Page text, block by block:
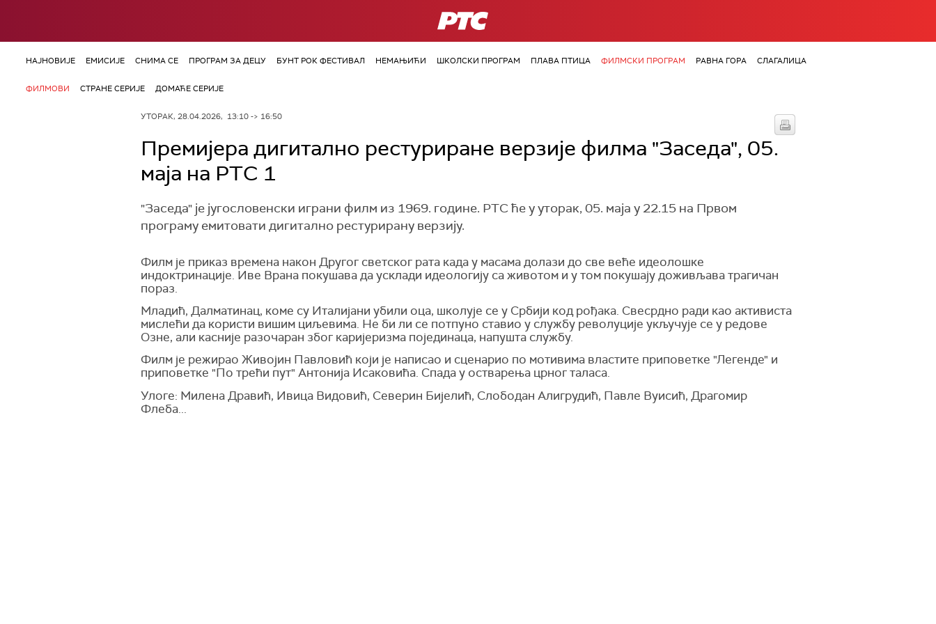
РТС
НАЈНОВИЈЕ ЕМИСИЈЕ СНИМА СЕ ПРОГРАМ ЗА ДЕЦУ БУНТ РОК ФЕСТИВАЛ НЕМАЊИЋИ ШКОЛСКИ ПРОГРАМ ПЛАВА ПТИЦА ФИЛМСКИ ПРОГРАМ РАВНА ГОРА СЛАГАЛИЦА
ФИЛМОВИ СТРАНЕ СЕРИЈЕ ДОМАЋЕ СЕРИЈЕ
УТОРАК, 28.04.2026, 13:10 -> 16:50
Премијера дигитално рестуриране верзије филмa "Заседа", 05.
маја на РТС 1
"Заседа" је југословенски играни филм из 1969. године. РТС ће у уторак, 05. маја у 22.15 на Првом
програму емитовати дигитално рестурирану верзију.
Филм је приказ времена након Другог светског рата када у масама долази до све веће идеолошке
индоктринације. Иве Врана покушава да усклади идеологију са животом и у том покушају доживљава трагичан
пораз.
Младић, Далматинац, коме су Италијани убили оца, школује се у Србији код рођака. Свесрдно ради као активиста
мислећи да користи вишим циљевима. Не би ли се потпуно ставио у службу револуције укључује се у редове
Озне, али касније разочаран због каријеризма појединаца, напушта службу.
Филм је режирао Живојин Павловић који је написао и сценарио по мотивима властите приповетке "Легенде" и
приповетке "По трећи пут" Антонија Исаковића. Спада у остварења црног таласа.
Улоге: Милена Дравић, Ивица Видовић, Северин Бијелић, Слободан Алигрудић, Павле Вуисић, Драгомир
Флеба...